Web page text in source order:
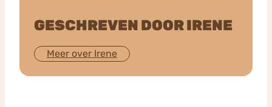
GESCHREVEN DOOR IRENE
Meer over Irene